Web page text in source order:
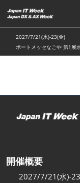
キ
ッ
し
む
2027/7/21(水)-23(金)
ポートメッセなごや 第1展
開催概要
2027/7/21(水)-